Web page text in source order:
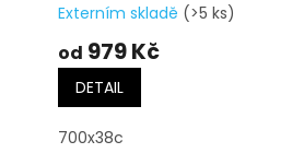
Externím skladě (>5 ks)
od 979 Kč
DETAIL
700x38c